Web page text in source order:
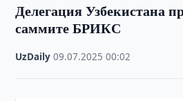
Делегация Узбекистана
саммите БРИКС
UzDaily ·09.07.2025 ·00:02